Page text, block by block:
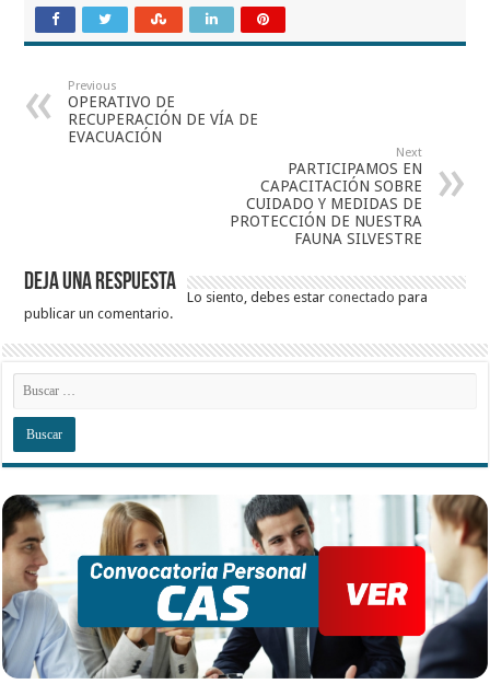
Previous
OPERATIVO DE
RECUPERACIÓN DE VÍA DE
EVACUACIÓN
Next
PARTICIPAMOS EN
CAPACITACIÓN SOBRE
CUIDADO Y MEDIDAS DE
PROTECCIÓN DE NUESTRA
FAUNA SILVESTRE
Deja una respuesta
Lo siento, debes estarconectado para
publicar un comentario.